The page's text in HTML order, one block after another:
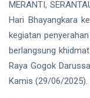
hingga
Tewas di
Pekanbaru
INDRAGIRI
Kemunculan
Buaya
Muara Bikin
Geger,
Warga Desa
07 Aug,
2026
27
views
MERANTI,
Hari Bhayangkara
kegiatan
berlangsung
Raya Gogok
Kamis (29/06/2025).